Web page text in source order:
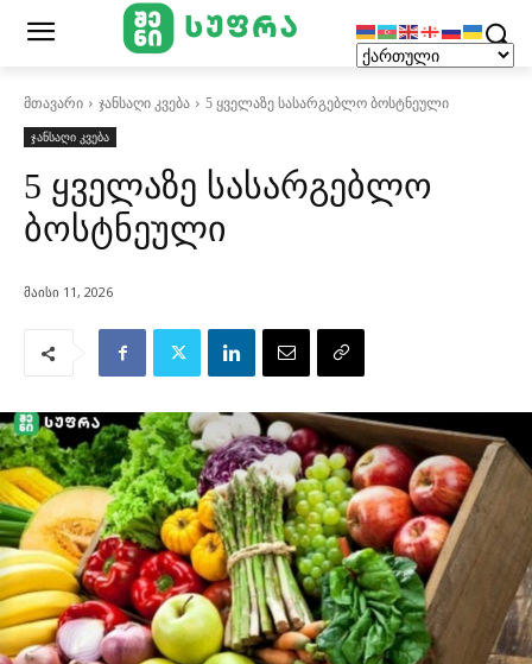
მთავარი ჯანსაღი კვება
5 ყველაზე სასარგებლო ბოსტნეული
ჯანსაღი კვება
5 ყველაზე სასარგებლო
ბოსტნეული
მაისი 11, 2026